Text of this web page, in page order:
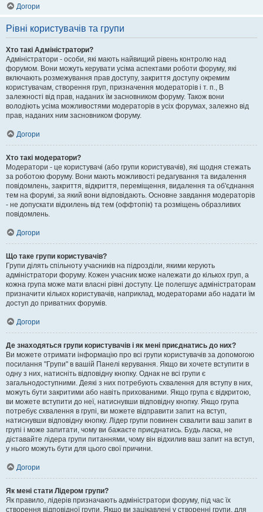
Догори
Рівні користувачів та групи
Хто такі Адміністратори?
Адміністратори - особи, які мають найвищий рівень контролю над
форумом. Вони можуть керувати усіма аспектами роботи форуму, які
включають розмежування прав доступу, закриття доступу окремим
користувачам, створення груп, призначення модераторів і т. п., В
залежності від прав, наданих їм засновником форуму. Також вони
володіють усіма можливостями модераторів в усіх форумах, залежно від
прав, наданих ним засновником форуму.
Догори
Хто такі модератори?
Модератори - це користувачі (або групи користувачів), які щодня стежать
за роботою форуму. Вони мають можливості редагування та видалення
повідомлень, закриття, відкриття, переміщення, видалення та об'єднання
тем на форумі, за який вони відповідають. Основне завдання модераторів
- не допускати відхилень від тем (оффтопік) та розміщень образливих
повідомлень.
Догори
Що таке групи користувачів?
Групи ділять спільноту учасників на підрозділи, якими керують
адміністратори форуму. Кожен учасник може належати до кількох груп, а
кожна група може мати власні рівні доступу. Це полегшує адміністраторам
призначити кількох користувачів, наприклад, модераторами або надати їм
доступ до приватних форумів.
Догори
Де знаходяться групи користувачів і як мені приєднатись до них?
Ви можете отримати інформацію про всі групи користувачів за допомогою
посилання "Групи" в вашій Панелі керування. Якщо ви хочете вступити в
одну з них, натисніть відповідну кнопку. Однак не всі групи є
загальнодоступними. Деякі з них потребують схвалення для вступу в них,
можуть бути закритими або навіть прихованими. Якщо група є відкритою,
ви можете вступити до неї, натиснувши відповідну кнопку. Якщо група
потребує схвалення в групі, ви можете відправити запит на вступ,
натиснувши відповідну кнопку. Лідер групи повинен схвалити ваш запит в
групі і може запитати, чому ви бажаєте приєднатись. Будь ласка, не
діставайте лідера групи питаннями, чому він відхилив ваш запит на вступ,
у нього можуть бути для цього свої причини.
Догори
Як мені стати Лідером групи?
Як правило, лідерів призначають адміністратори форуму, під час їх
створення відповідної групи. Якщо ви зацікавлені у створенні групи, для